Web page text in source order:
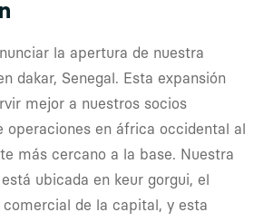
la apertura de nuestra
dakar, Senegal. Esta expansión
mejor a nuestros socios
operaciones en áfrica occidental al
más cercano a la base. Nuestra
ubicada en keur gorgui, el
de la capital, y esta